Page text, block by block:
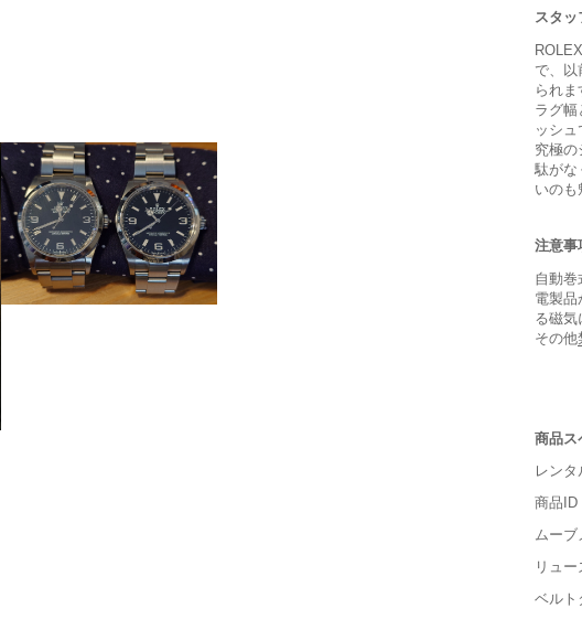
スタッ
で、以
られま
ラグ幅
ッシュ
究極の
駄がな
いのも
注意事
自動巻
電製品
る磁気
その他
商品ス
レンタ
商品ID
ムーブ
リュー
ベルト
保
箱
■重